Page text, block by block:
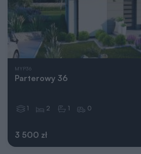
MYP36
Parterowy 36
3 500 zł
1 2 1 0